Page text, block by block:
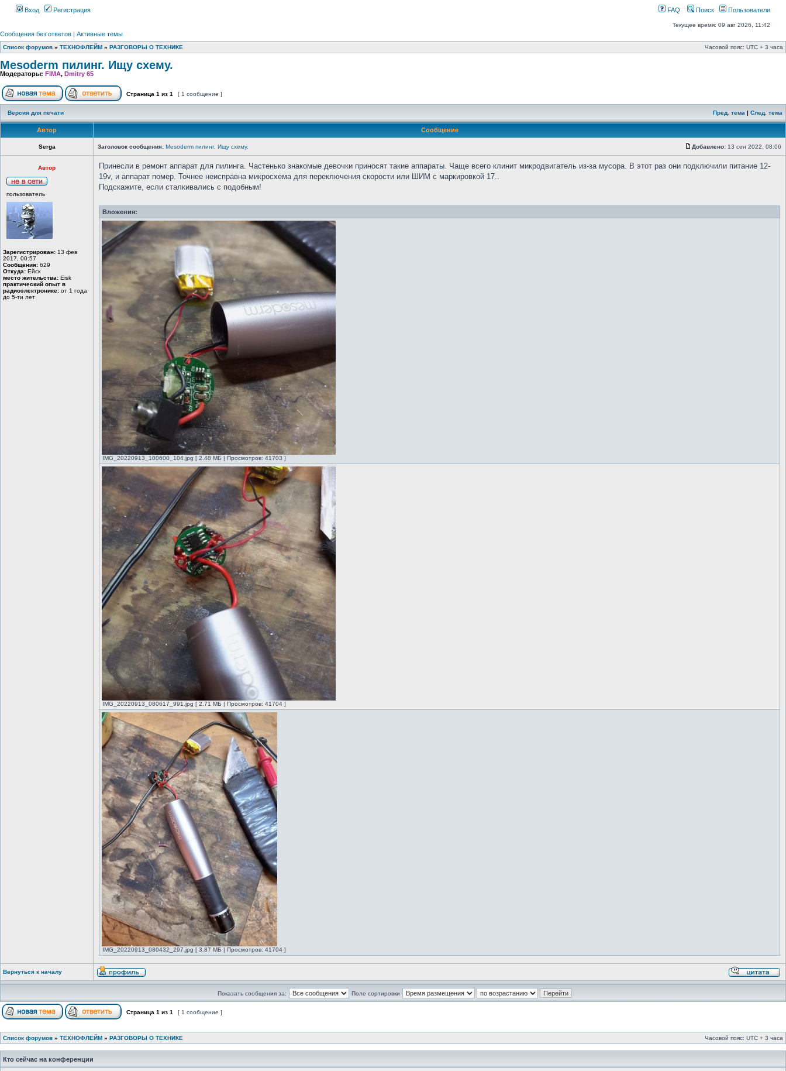
Вход Регистрация FAQ Поиск Пользователи
Текущее время: 09 авг 2026, 11:42
Сообщения без ответов | Активные темы
Список форумов » ТЕХНОФЛЕЙМ » РАЗГОВОРЫ О ТЕХНИКЕ Часовой пояс: UTC + 3 часа
Mesoderm пилинг. Ищу схему.
Модераторы: FIMA, Dmitry 65
Страница 1 из 1 [ 1 сообщение ]
Версия для печати Пред. тема | След. тема
Автор Сообщение
Serga Заголовок сообщения: Mesoderm пилинг. Ищу схему. Добавлено: 13 сен 2022, 08:06
Автор
пользователь
Зарегистрирован: 13 фев
2017, 00:57
Сообщения: 629
Откуда: Ейск
место жительства: Eisk
практический опыт в
радиоэлектронике: от 1 года
до 5-ти лет
Принесли в ремонт аппарат для пилинга. Частенько знакомые девочки приносят такие аппараты. Чаще всего клинит микродвигатель из-за мусора. В этот раз они подключили питание 12-
19v, и аппарат помер. Точнее неисправна микросхема для переключения скорости или ШИМ с маркировкой 17..
Подскажите, если сталкивались с подобным!
Вложения:
IMG_20220913_100600_104.jpg [ 2.48 МБ | Просмотров: 41703 ]
IMG_20220913_080617_991.jpg [ 2.71 МБ | Просмотров: 41704 ]
IMG_20220913_080432_297.jpg [ 3.87 МБ | Просмотров: 41704 ]
Вернуться к началу
Показать сообщения за: Поле сортировки
Страница 1 из 1 [ 1 сообщение ]
Список форумов » ТЕХНОФЛЕЙМ » РАЗГОВОРЫ О ТЕХНИКЕ Часовой пояс: UTC + 3 часа
Кто сейчас на конференции